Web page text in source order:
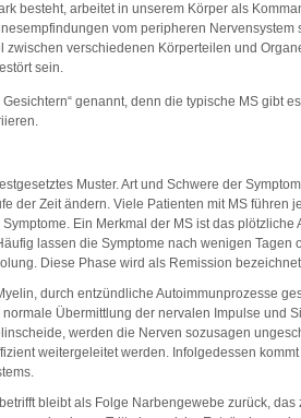
besteht, arbeitet in unserem Körper als
vom peripheren Nervensystem
zwischen verschiedenen Körperteilen und
sein.
genannt, denn die typische MS gibt
Muster. Art und Schwere der
der Zeit ändern. Viele Patienten mit MS führen
Ein Merkmal der MS ist das plötzliche
lassen die Symptome nach wenigen Tagen
Diese Phase wird als Remission bezeichnet.
durch entzündliche Autoimmunprozesse
Übermittlung der nervalen Impulse und
werden die Nerven sozusagen
weitergeleitet werden. Infolgedessen
bleibt als Folge Narbengewebe zurück, das